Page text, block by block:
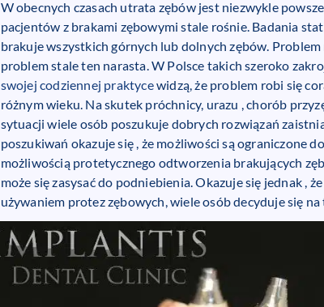
W obecnych czasach utrata zębów jest niezwykle
pacjentów z brakami zębowymi stale rośnie. Badania
brakuje wszystkich górnych lub dolnych zębów.
problem stale ten narasta. W Polsce takich szeroko
swojej codziennej praktycewidzą, że problem robi się
różnym wieku. Na skutek próchnicy, urazu , chorób
sytuacji wiele osób poszukuje dobrych rozwiązań
poszukiwań okazuje się , że możliwości są ograniczone
możliwością protetycznego odtworzenia brakujących
może się zasysać do podniebienia. Okazuje się jednak ,
używaniem protez zębowych, wiele osób decyduje się